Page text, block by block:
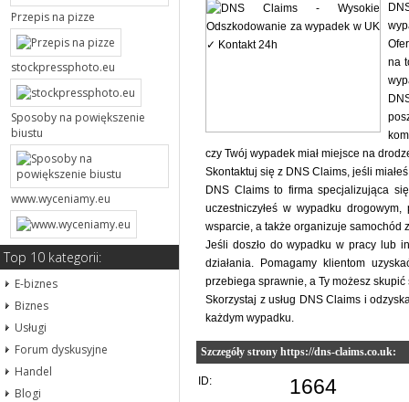
Przepis na pizze
stockpressphoto.eu
Sposoby na powiększenie
biustu
www.wyceniamy.eu
Top 10 kategorii:
E-biznes
Biznes
Usługi
Forum dyskusyjne
Handel
Blogi
na
czy Twój wypadek miał miejsce na
Skontaktuj się z DNS Claims, jeśli
DNS Claims to firma specjalizująca
uczestniczyłeś w wypadku
wsparcie, a także organizuje samochód
Jeśli doszło do wypadku w pracy lub
działania. Pomagamy klientom
przebiega sprawnie, a Ty możesz
Skorzystaj z usług DNS Claims i
każdym wypadku.
Szczegóły strony https://dns-claims.co.uk:
ID: 1664